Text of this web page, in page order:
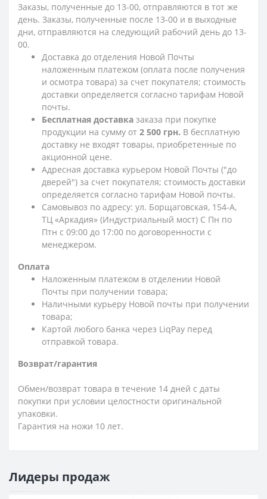
Заказы, полученные до 13-00, отправляются в тот же
день. Заказы, полученные после 13-00 и в выходные
дни, отправляются на следующий рабочий день до 13-
00.
Доставка до отделения Новой Почты
наложенным платежом (оплата после получения
и осмотра товара) за счет покупателя; стоимость
доставки определяется согласно тарифам Новой
почты.
Бесплатная доставка заказа при покупке
продукции на сумму от 2 500 грн. В бесплатную
доставку не входят товары, приобретенные по
акционной цене.
Адресная доставка курьером Новой Почты ("до
дверей") за счет покупателя; стоимость доставки
определяется согласно тарифам Новой почты.
Самовывоз по адресу: ул. Борщаговская, 154-А,
ТЦ «Аркадия» (Индустриальный мост) С Пн по
Птн с 09:00 до 17:00 по договоренности с
менеджером.
Оплата
Наложенным платежом в отделении Новой
Почты при получении товара;
Наличными курьеру Новой почты при получении
товара;
Картой любого банка через LiqPay перед
отправкой товара.
Возврат/гарантия
Обмен/возврат товара в течение 14 дней с даты
покупки при условии целостности оригинальной
упаковки.
Гарантия на ножи 10 лет.
Лидеры продаж